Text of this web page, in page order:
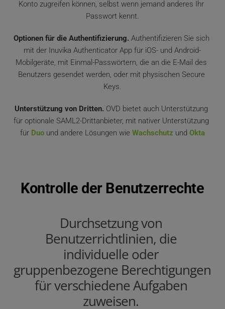
Konto zugreifen können, selbst wenn jemand anderes Ihr
Passwort kennt.
Optionen für die Authentifizierung. Authentifizieren Sie sich
mit der Inuvika Authenticator App für iOS- und Android-
Mobilgeräte, mit Einmal-Passwörtern, die an die E-Mail des
Benutzers gesendet werden, oder mit physischen Secure
Keys.
Unterstützung von Dritten. OVD bietet auch Unterstützung
für optionale SAML2-Drittanbieter, mit nativer Unterstützung
für Duo und andere Lösungen wie Wachschutz und Okta
Kontrolle der Benutzerrechte
Durchsetzung von
Benutzerrichtlinien, die
individuelle oder
gruppenbezogene Berechtigungen
für verschiedene Aufgaben
zuweisen.